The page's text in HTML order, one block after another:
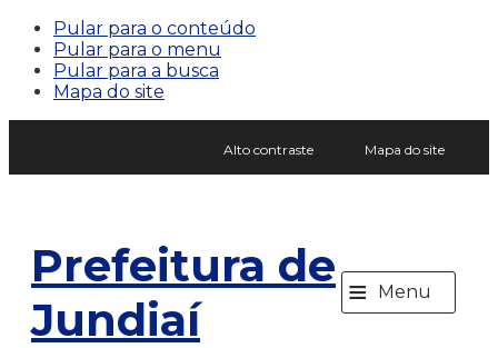
Pular para o conteúdo
Pular para o menu
Pular para a busca
Mapa do site
Alto contraste Mapa do site
Prefeitura de
Jundiaí
≡ Menu